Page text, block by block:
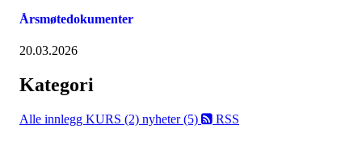
Årsmøtedokumenter
20.03.2026
Kategori
Alle innlegg KURS (2) nyheter (5) RSS